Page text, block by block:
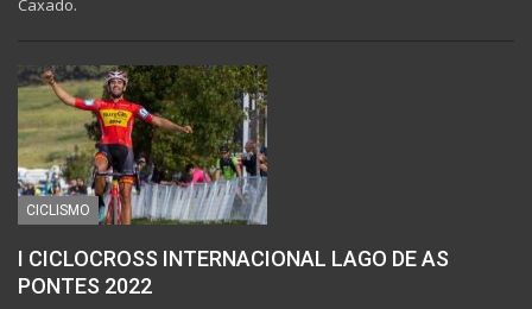
Caxado.
CICLISMO
I CICLOCROSS INTERNACIONAL LAGO DE AS
PONTES 2022